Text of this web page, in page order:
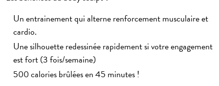
Un entrainement qui alterne renforcement musculaire et
cardio.
Une silhouette redessinée rapidement si votre engagement
est fort (3 fois/semaine)
500 calories brûlées en 45 minutes !